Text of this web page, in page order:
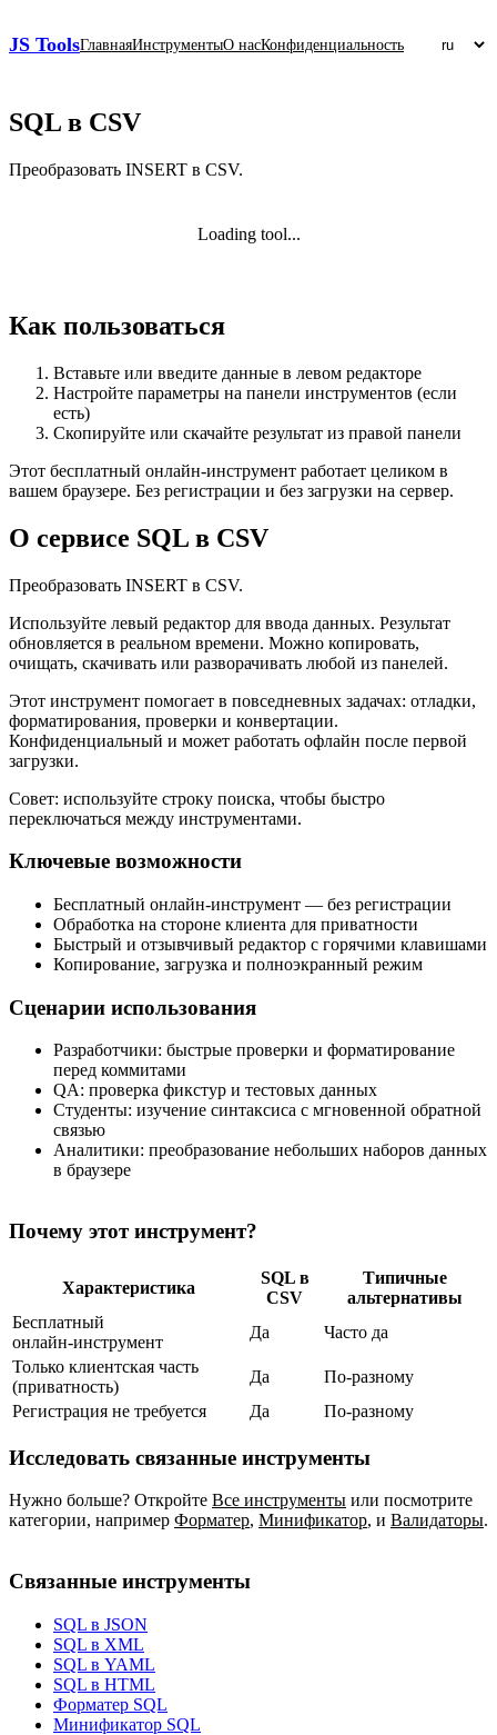
JS ToolsГлавнаяИнструментыО насКонфиденциальность
SQL в CSV
Преобразовать INSERT в CSV.
Loading tool...
Как пользоваться
Вставьте или введите данные в левом редакторе
Настройте параметры на панели инструментов (если
есть)
Скопируйте или скачайте результат из правой панели
Этот бесплатный онлайн‑инструмент работает целиком в
вашем браузере. Без регистрации и без загрузки на сервер.
О сервисе SQL в CSV
Преобразовать INSERT в CSV.
Используйте левый редактор для ввода данных. Результат
обновляется в реальном времени. Можно копировать,
очищать, скачивать или разворачивать любой из панелей.
Этот инструмент помогает в повседневных задачах: отладки,
форматирования, проверки и конвертации.
Конфиденциальный и может работать офлайн после первой
загрузки.
Совет: используйте строку поиска, чтобы быстро
переключаться между инструментами.
Ключевые возможности
Бесплатный онлайн‑инструмент — без регистрации
Обработка на стороне клиента для приватности
Быстрый и отзывчивый редактор с горячими клавишами
Копирование, загрузка и полноэкранный режим
Сценарии использования
Разработчики: быстрые проверки и форматирование
перед коммитами
QA: проверка фикстур и тестовых данных
Студенты: изучение синтаксиса с мгновенной обратной
связью
Аналитики: преобразование небольших наборов данных
в браузере
Почему этот инструмент?
Характеристика
SQL в
CSV
Типичные
альтернативы
Бесплатный
онлайн‑инструмент
Да
Часто да
Только клиентская часть
(приватность)
Да
По‑разному
Регистрация не требуется
Да По‑разному
Исследовать связанные инструменты
Нужно больше? Откройте Все инструменты или посмотрите
категории, например Форматер, Минификатор, и Валидаторы.
Связанные инструменты
SQL в JSON
SQL в XML
SQL в YAML
SQL в HTML
Форматер SQL
Минификатор SQL